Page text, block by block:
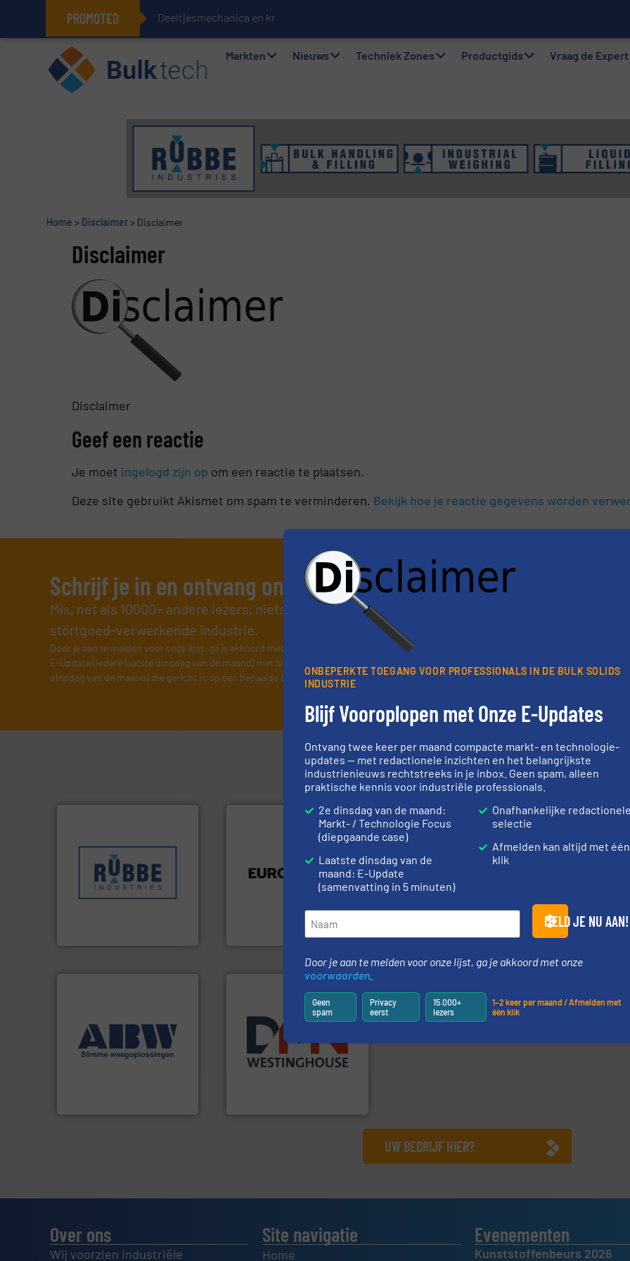
PROMOTED Deeltjesmechanica en krachtnetwerke
Geïntegreerde doserings- en weegsystemen: Efficiëntie, kwaliteit en duurzaamheid in één
Markten Nieuws Techniek Zones Productgids Vraag de Expert
Home > Disclaimer > Disclaimer
Disclaimer
Disclaimer
Geef een reactie
Je moet ingelogd zijn op om een reactie te plaatsen.
Deze site gebruikt Akismet om spam te verminderen. Bekijk hoe je reactie gegevens worden
Schrijf je in en ontvang ons nieuws
Mis, net als 10000+ andere lezers, niets meer van de (technische) ontwikkelingen binnen de
stortgoed-verwerkende industrie.
Door je aan te melden voor onze lijst, ga je akkoord met onze
. We versturen maandelijks twee nieuwsbrieven, de
E-Update (iedere laatste dinsdag van de maand) met algemene updates uit de branche en één E-Product nieuwsbrief (iedere tweede
dinsdag van de maand) die gericht is op een bepaalde technologie.
Partners
verpakking- en
transportprocessen die
klanten in verschillende
sectoren hebben geholpen.
Compensatoren is al meer
dan dertig jaar actief op het
gebied van flexibele
verbindingen en
procestechnologie en
stortgoedtechnologie.
info ➜
Optyl BVBA
Van Low
QAL1
vragen
info ➜
aan weegapparatuur en -
componenten diverse
geautomatiseerde
weegoplossingen. Meer info
plastic-, (petro) chemische,
farmaceutische,
mineralen-, energie en
biomassa industrieën.
Meer info ➜
UW BEDRIJF HIER?
Over ons
Wij voorzien industriële
Site navigatie
Home
Evenementen
Kunststoffenbeurs 2026
ONBEPERKTE TOEGANG VOOR PROFESSIONALS IN DE BULK SOLIDS
INDUSTRIE
Blijf Vooroplopen met Onze E-Updates
Ontvang twee keer per maand compacte markt- en technologie-
updates — met redactionele inzichten en het belangrijkste
industrienieuws rechtstreeks in je inbox. Geen spam, alleen
praktische kennis voor industriële professionals.
2e dinsdag van de maand:
Markt- / Technologie Focus
(diepgaande case)
Laatste dinsdag van de
maand: E-Update
(samenvatting in 5 minuten)
Onafhankelijke redactionele
selectie
Afmelden kan altijd met één
klik
MELD JE NU AAN!
Door je aan te melden voor onze lijst, ga je akkoord met onze
voorwaarden
Geen
spam
Privacy
eerst
15.000+
lezers
1–2 keer per maand / Afmelden met
één klik